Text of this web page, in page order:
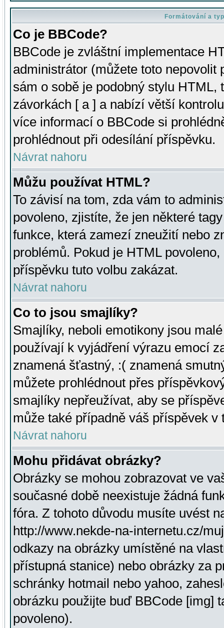
Formátování a
Co je BBCode?
BBCode je zvláštní implementace
administrátor (můžete toto
sám o sobě je podobný stylu HTML,
závorkách [ a ] a nabízí větší
více informací o BBCode si
prohlédnout při odesílání příspěvku.
Návrat nahoru
Můžu používat HTML?
To závisí na tom, zda vám to
povoleno, zjistíte, že jen některé
funkce, která zamezí zneužití nebo
problémů. Pokud je HTML
příspěvku tuto volbu zakázat.
Návrat nahoru
Co to jsou smajlíky?
Smajlíky, neboli emotikony jsou
používají k vyjádření výrazu emocí
znamená šťastný, :( znamená
můžete prohlédnout přes
smajlíky nepřeužívat, aby se
může také případně váš příspěvek v
Návrat nahoru
Mohu přidávat obrázky?
Obrázky se mohou zobrazovat ve
současné době neexistuje žádná
fóra. Z tohoto důvodu musíte uvést
http://www.nekde-na-internetu.cz/
odkazy na obrázky umístěné na
přístupná stanice) nebo obrázky za
schránky hotmail nebo yahoo,
obrázku použijte buď BBCode [img]
povoleno).